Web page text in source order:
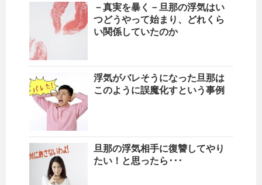
－真実を暴く－旦那の浮気はい
つどうやって始まり、どれくら
い関係していたのか
浮気がバレそうになった旦那は
このように誤魔化すという事例
旦那の浮気相手に復讐してやり
たい！と思ったら･･･